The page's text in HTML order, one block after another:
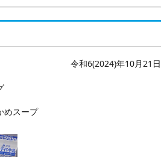
令和6(2024)年10月21日
めスープ